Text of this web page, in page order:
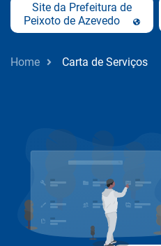
Site da Prefeitura de
Peixoto de Azevedo
Home Carta de Serviços